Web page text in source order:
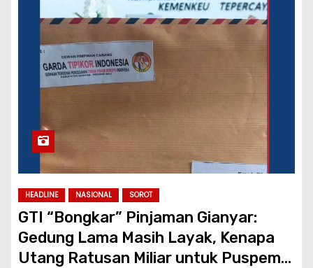
HEADLINE NASIONAL SOROT
GTI “Bongkar” Pinjaman Gianyar:
Gedung Lama Masih Layak, Kenapa
Utang Ratusan Miliar untuk Puspem